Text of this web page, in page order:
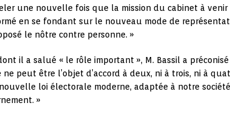
une nouvelle fois que la mission du cabinet à
en se fondant sur le nouveau mode de
le nôtre contre personne. »
il a salué « le rôle important », M. Bassil a
peut être l’objet d’accord à deux, ni à trois, ni à
loi électorale moderne, adaptée à notre
»